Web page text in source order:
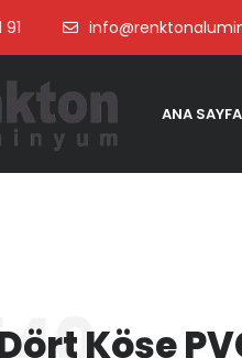
ANA SAYFA
Köşe